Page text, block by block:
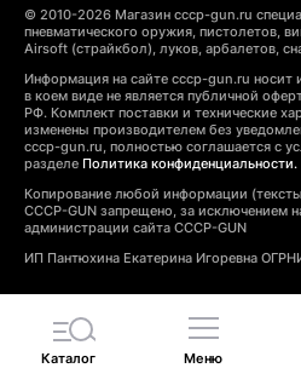
© 2010-2026 Магазин cccp-gun.ru
пневматического оружия, пистолетов,
Airsoft (страйкбол), луков, арбалетов,
Информация на сайте cccp-gun.ru носит
в коем виде не является публичной
РФ. Комплект поставки и технические
изменены производителем без
cccp-gun.ru, полностью соглашается с
разделе Политика конфиденциальности.
Копирование любой информации
CCCP-GUN запрещено, за исключением
администрации сайта CCCP-GUN
ИП Пантюхина Екатерина Игоревна
Каталог Меню